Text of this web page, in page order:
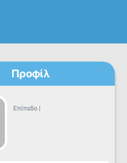
Προφίλ
Επίπεδο |